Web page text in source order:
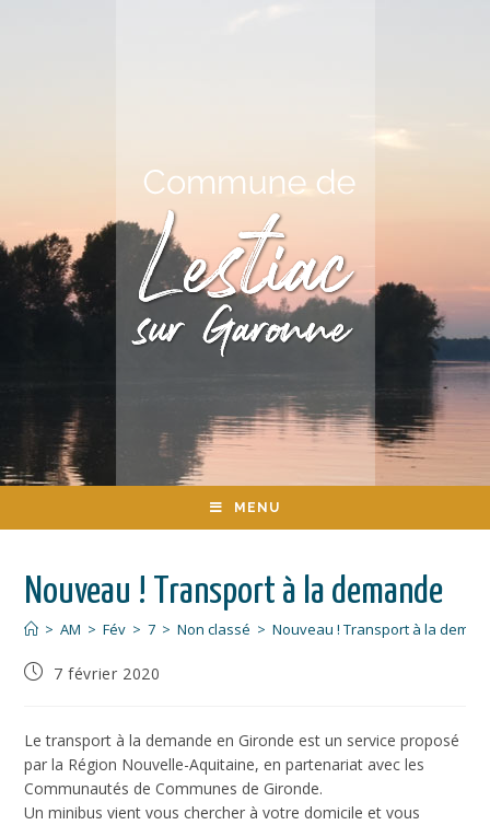
MENU
Nouveau ! Transport à la demande
> AM > Fév > 7 > Non classé > Nouveau ! Transport à la
7 février 2020
Le transport à la demande en Gironde est un service proposé
par la Région Nouvelle-Aquitaine, en partenariat avec les
Communautés de Communes de Gironde.
Un minibus vient vous chercher à votre domicile et vous